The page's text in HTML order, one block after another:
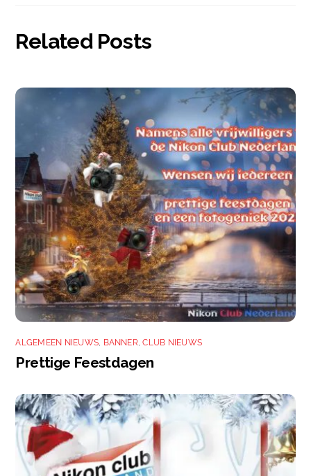
Related Posts
ALGEMEEN NIEUWS, BANNER,CLUB NIEUWS
Prettige Feestdagen